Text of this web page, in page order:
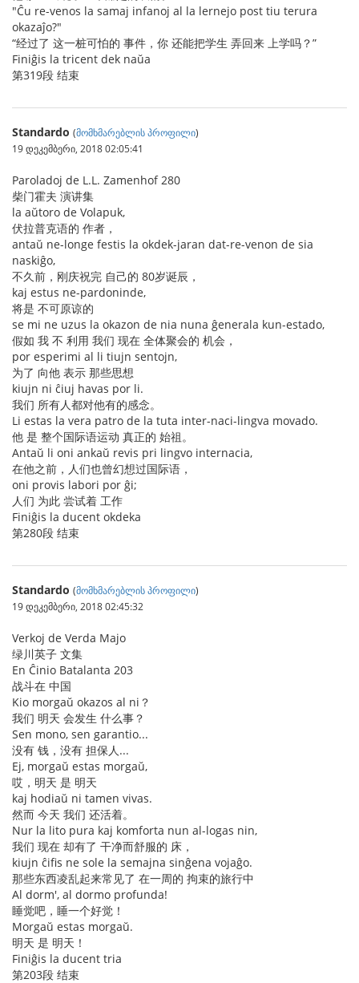
"Ĉu re-venos la samaj infanoj al la lernejo post tiu terura
okazaĵo?"
“经过了 这一桩可怕的 事件，你 还能把学生 弄回来 上学吗？”
Finiĝis la tricent dek naŭa
第319段 结束
Standardo (მომხმარებლის პროფილი)
19 დეკემბერი, 2018 02:05:41
Paroladoj de L.L. Zamenhof 280
柴门霍夫 演讲集
la aŭtoro de Volapuk,
伏拉普克语的 作者，
antaŭ ne-longe festis la okdek-jaran dat-re-venon de sia
naskiĝo,
不久前，刚庆祝完 自己的 80岁诞辰，
kaj estus ne-pardoninde,
将是 不可原谅的
se mi ne uzus la okazon de nia nuna ĝenerala kun-estado,
假如 我 不 利用 我们 现在 全体聚会的 机会，
por esperimi al li tiujn sentojn,
为了 向他 表示 那些思想
kiujn ni ĉiuj havas por li.
我们 所有人都对他有的感念。
Li estas la vera patro de la tuta inter-naci-lingva movado.
他 是 整个国际语运动 真正的 始祖。
Antaŭ li oni ankaŭ revis pri lingvo internacia,
在他之前，人们也曾幻想过国际语，
oni provis labori por ĝi;
人们 为此 尝试着 工作
Finiĝis la ducent okdeka
第280段 结束
Standardo (მომხმარებლის პროფილი)
19 დეკემბერი, 2018 02:45:32
Verkoj de Verda Majo
绿川英子 文集
En Ĉinio Batalanta 203
战斗在 中国
Kio morgaŭ okazos al ni？
我们 明天 会发生 什么事？
Sen mono, sen garantio...
没有 钱，没有 担保人...
Ej, morgaŭ estas morgaŭ,
哎，明天 是 明天
kaj hodiaŭ ni tamen vivas.
然而 今天 我们 还活着。
Nur la lito pura kaj komforta nun al-logas nin,
我们 现在 却有了 干净而舒服的 床，
kiujn ĉifis ne sole la semajna sinĝena vojaĝo.
那些东西凌乱起来常见了 在一周的 拘束的旅行中
Al dorm', al dormo profunda!
睡觉吧，睡一个好觉！
Morgaŭ estas morgaŭ.
明天 是 明天！
Finiĝis la ducent tria
第203段 结束